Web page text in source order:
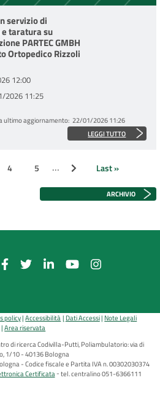
servizio di
taratura su
PARTEC GMBH
Ortopedico Rizzoli
12:00
2026 11:25
ultimo aggiornamento 22/01/2026 11:26
LEGGI TUTTO
Page
4 Page
5 … Pagina successiva
Ultima
Last »
ARCHIVIO
policy Accessibilità Dati Accessi Note Legali
Area riservata
di ricerca Codivilla-Putti, Poliambulatorio: via di
1/10 - 40136 Bologna
- Codice fiscale e Partita IVA n. 00302030374
Certificata tel. centralino 051-6366111